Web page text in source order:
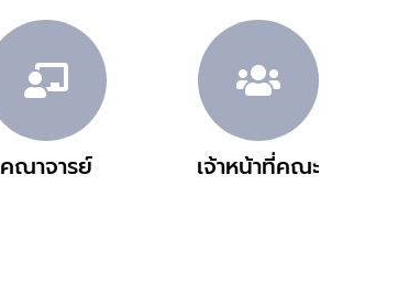
คณาจารย์ เจ้าหน้าที่คณะ